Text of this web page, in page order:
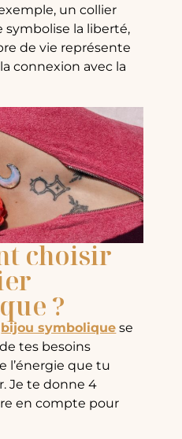
un collier
symbolise la liberté,
de vie représente
connexion avec la
choisir
?
bijou symbolique se
tes besoins
l’énergie que tu
Je te donne 4
en compte pour